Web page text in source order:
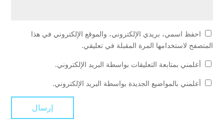
احفظ اسمي، بريدي الإلكتروني، والموقع الإلكتروني في هذا
المتصفح لاستخدامها المرة المقبلة في تعليقي.
أعلمني بمتابعة التعليقات بواسطة البريد الإلكتروني.
أعلمني بالمواضيع الجديدة بواسطة البريد الإلكتروني.